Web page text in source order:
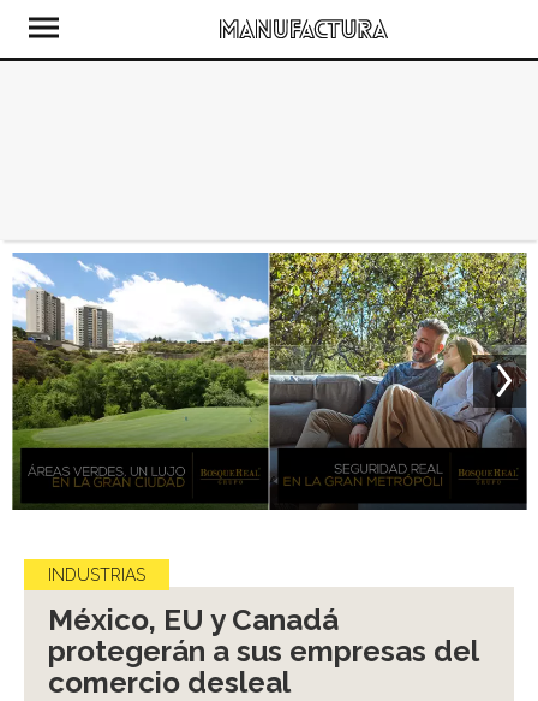
INDUSTRIAS
México, EU y Canadá
protegerán a sus empresas del
comercio desleal